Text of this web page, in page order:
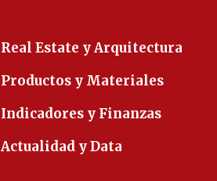
Real Estate y Arquitectura
Productos y Materiales
Indicadores y Finanzas
Actualidad y Data